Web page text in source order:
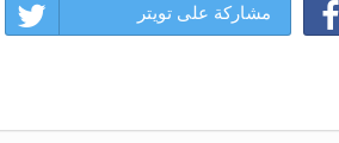
مشاركة على تويتر